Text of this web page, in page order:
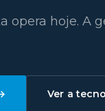
opera hoje. A
Ver a